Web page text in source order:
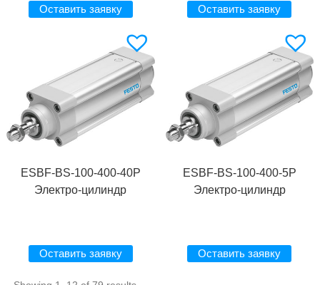
Оставить заявку Оставить заявку
ESBF-BS-100-400-40P
Электро-цилиндр
Оставить заявку
ESBF-BS-100-400-5P
Электро-цилиндр
Оставить заявку